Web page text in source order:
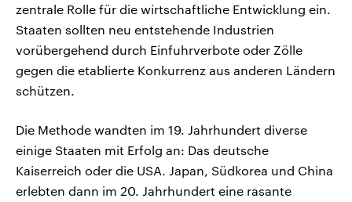
zentrale Rolle für die wirtschaftliche Entwicklung ein.
Staaten sollten neu entstehende Industrien
vorübergehend durch Einfuhrverbote oder Zölle
gegen die etablierte Konkurrenz aus anderen Ländern
schützen.
Die Methode wandten im 19. Jahrhundert diverse
einige Staaten mit Erfolg an: Das deutsche
Kaiserreich oder die USA. Japan, Südkorea und China
erlebten dann im 20. Jahrhundert eine rasante